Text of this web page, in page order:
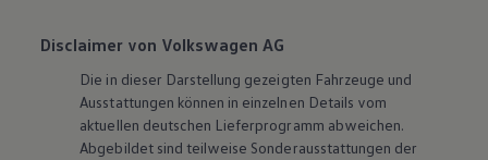
Disclaimer von Volkswagen AG
Die in dieser Darstellung gezeigten Fahrzeuge und
Ausstattungen können in einzelnen Details vom
aktuellen deutschen Lieferprogramm abweichen.
Abgebildet sind teilweise Sonderausstattungen der